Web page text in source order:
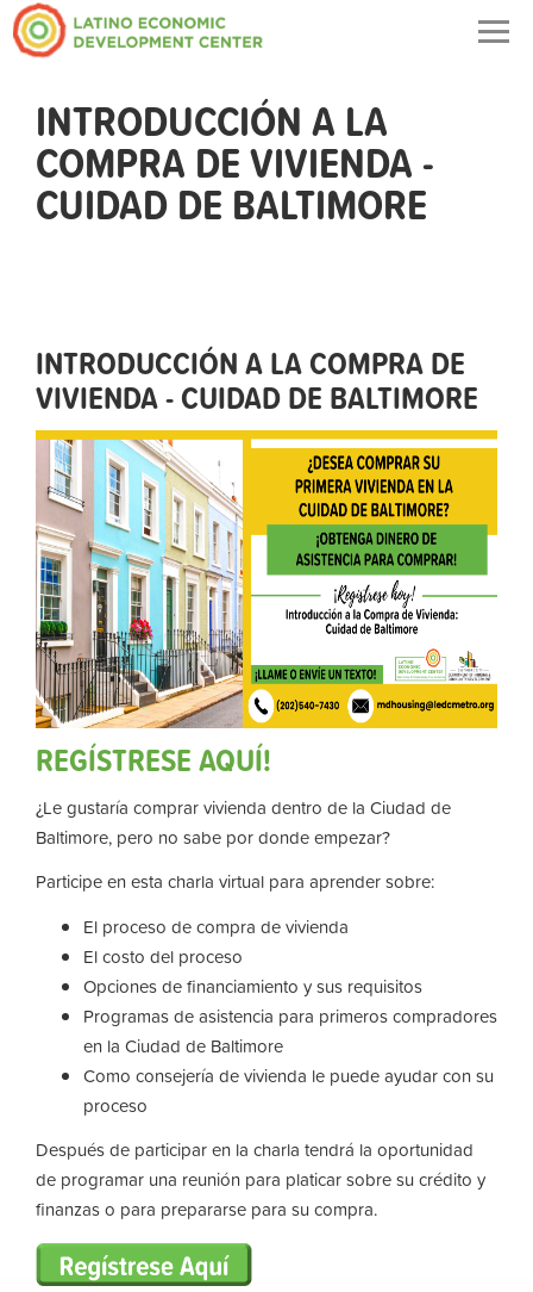
INTRODUCCIÓN A LA
COMPRA DE VIVIENDA -
CUIDAD DE BALTIMORE
INTRODUCCIÓN A LA COMPRA DE
VIVIENDA - CUIDAD DE BALTIMORE
REGÍSTRESE AQUÍ!
¿Le gustaría comprar vivienda dentro de la Ciudad de
Baltimore, pero no sabe por donde empezar?
Participe en esta charla virtual para aprender sobre:
El proceso de compra de vivienda
El costo del proceso
Opciones de financiamiento y sus requisitos
Programas de asistencia para primeros compradores
en la Ciudad de Baltimore
Como consejería de vivienda le puede ayudar con su
proceso
Después de participar en la charla tendrá la oportunidad
de programar una reunión para platicar sobre su crédito y
finanzas o para prepararse para su compra.